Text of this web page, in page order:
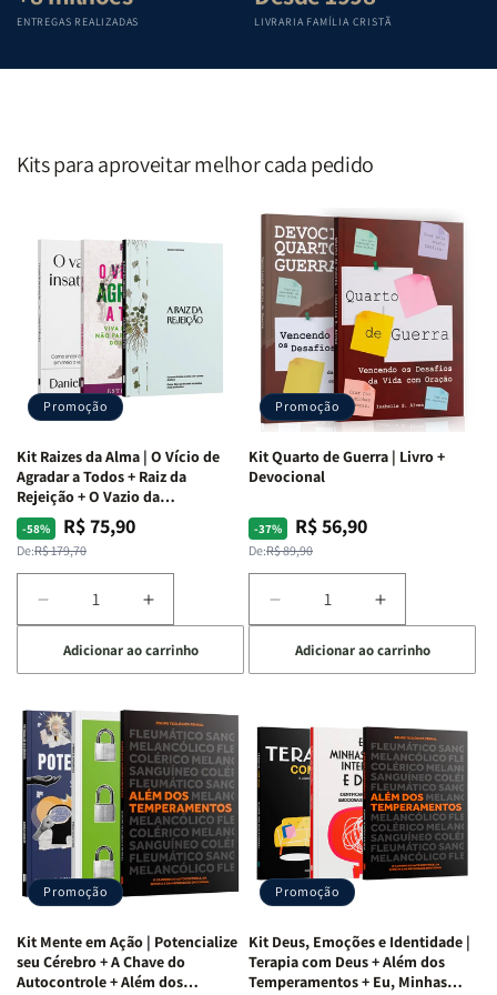
ENTREGAS REALIZADAS LIVRARIA FAMÍLIA CRISTÃ
Kits para aproveitar melhor cada pedido
Promoção
Kit Raizes da Alma | O Vício de
Agradar a Todos + Raiz da
Rejeição + O Vazio da
Insatisfação.
-58%
Preço
normal
De:R$ 179,70
Preço
promocional
R$ 75,90
Diminuir
a
quantidade
de
Raizes
da
Alma
|
O
Vício
Agradar
a
Todos
+
Raiz
Aumentar
a
quantidade
de
Raizes
da
Alma
|
O
Vício
de
Agradar
Todos
+
Raiz
Adicionar ao carrinho
Promoção
Kit Quarto de Guerra | Livro +
Devocional
-37%
Preço
normal
De:R$ 89,90
Preço
promocional
R$ 56,90
Diminuir
a
quantidade
de
Quarto
de
Guerra
Livro
+
Devocional
Aumentar
a
quantidade
de
Quarto
de
Guerra
|
Livro
+
Devocional
Adicionar ao carrinho
Promoção
Kit Mente em Ação | Potencialize
seu Cérebro + A Chave do
Autocontrole + Além dos
Promoção
Kit Deus, Emoções e Identidade |
Terapia com Deus + Além dos
Temperamentos + Eu, Minhas